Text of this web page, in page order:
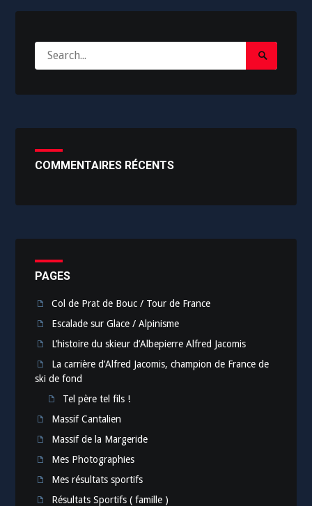
for:
Search
Submit
COMMENTAIRES RÉCENTS
PAGES
Col de Prat de Bouc / Tour de France
Escalade sur Glace / Alpinisme
L’histoire du skieur d’Albepierre Alfred Jacomis
La carrière d’Alfred Jacomis, champion de France de
ski de fond
Tel père tel fils !
Massif Cantalien
Massif de la Margeride
Mes Photographies
Mes résultats sportifs
Résultats Sportifs ( famille )